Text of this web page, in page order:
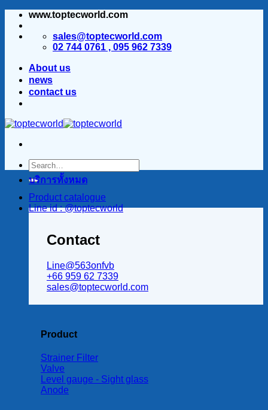
ข้าม
www.toptecworld.com
sales@toptecworld.com
02 744 0761 , 095 962 7339
About us
news
contact us
Product catalogue
Line id : @toptecworld
บริการทั้งหมด
Contact
Line@563onfvb
+66 959 62 7339
sales@toptecworld.com
Product
Strainer Filter
Valve
Level gauge - Sight glass
Anode